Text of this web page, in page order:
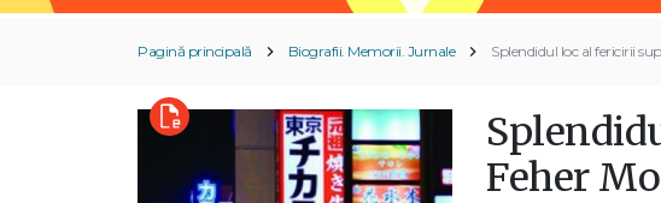
Pagină principală Biografii. Memorii. Jurnale Splendidul loc al fericirii
Feher